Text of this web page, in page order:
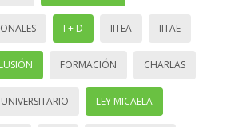
I + D IITEA IITAE
FORMACIÓN CHARLAS
LEY MICAELA